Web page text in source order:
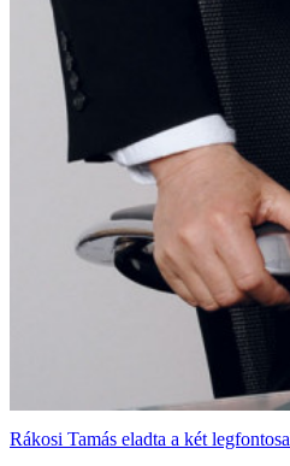
Rákosi Tamás eladta a két